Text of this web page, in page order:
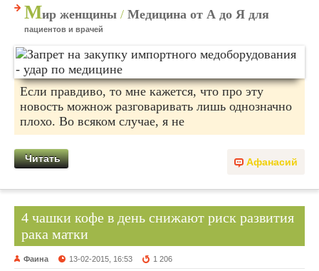
Мир женщины / Медицина от А до Я для
пациентов и врачей
Если правдиво, то мне кажется, что про эту
новость можнож разговаривать лишь однозначно
плохо. Во всяком случае, я не
Афанасий
Читать
4 чашки кофе в день снижают риск развития
рака матки
Фаина 13-02-2015, 16:53 1 206